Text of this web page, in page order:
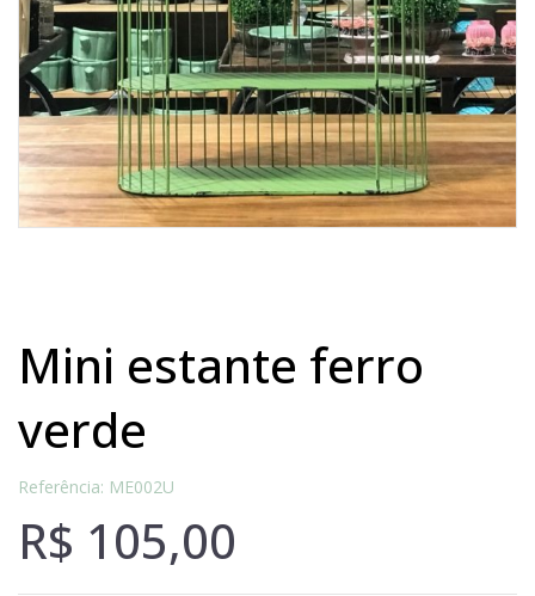
mini estante ferro
verde
Referência: ME002U
R$ 105,00